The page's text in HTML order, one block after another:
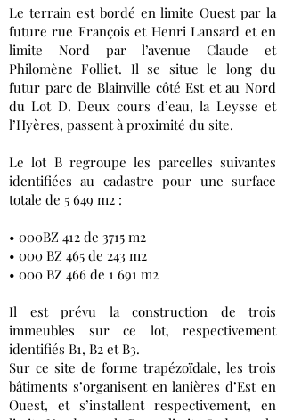
Le terrain est bordé en limite Ouest par la
future rue François et Henri Lansard et en
limite Nord par l’avenue Claude et
Philomène Folliet. Il se situe le long du
futur parc de Blainville côté Est et au Nord
du Lot D. Deux cours d’eau, la Leysse et
l’Hyères, passent à proximité du site.
Le lot B regroupe les parcelles suivantes
identifiées au cadastre pour une surface
totale de 5 649 m2 :
• 000BZ 412 de 3715 m2
• 000 BZ 465 de 243 m2
• 000 BZ 466 de 1 691 m2
Il est prévu la construction de trois
immeubles sur ce lot, respectivement
identifiés B1, B2 et B3.
Sur ce site de forme trapézoïdale, les trois
bâtiments s’organisent en lanières d’Est en
Ouest, et s’installent respectivement, en